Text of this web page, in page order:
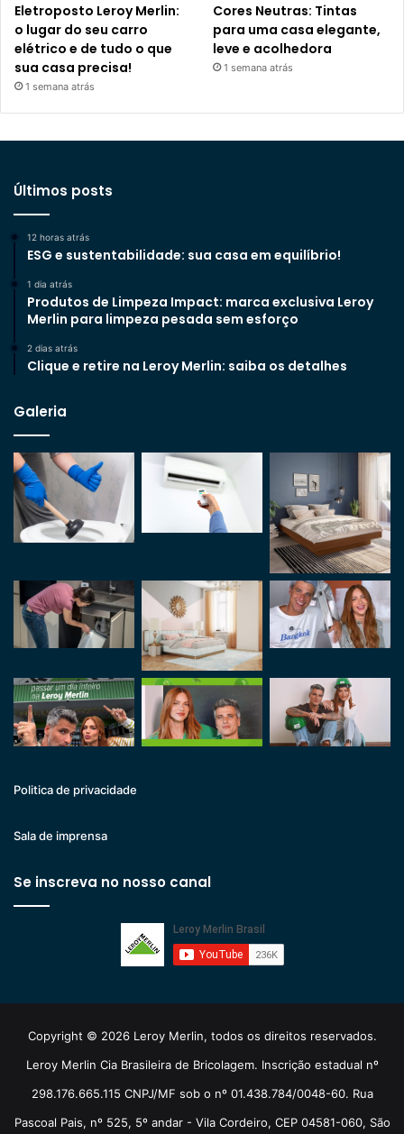
Eletroposto Leroy Merlin:
o lugar do seu carro
elétrico e de tudo o que
sua casa precisa!
1 semana atrás
Cores Neutras: Tintas
para uma casa elegante,
leve e acolhedora
1 semana atrás
Últimos posts
12 horas atrás
ESG e sustentabilidade: sua casa em equilíbrio!
1 dia atrás
Produtos de Limpeza Impact: marca exclusiva Leroy
Merlin para limpeza pesada sem esforço
2 dias atrás
Clique e retire na Leroy Merlin: saiba os detalhes
Galeria
Politica de privacidade
Sala de imprensa
Se inscreva no nosso canal
Copyright © 2026 Leroy Merlin, todos os direitos reservados.
Leroy Merlin Cia Brasileira de Bricolagem. Inscrição estadual nº
298.176.665.115 CNPJ/MF sob o nº 01.438.784/0048-60. Rua
Pascoal Pais, nº 525, 5º andar - Vila Cordeiro, CEP 04581-060, São